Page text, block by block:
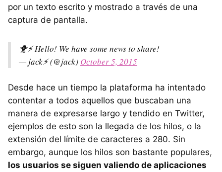
por un texto escrito y mostrado a través de una
captura de pantalla.
🐥⚡️ Hello! We have some news to share!
— jack⚡️ (@jack) October 5, 2015
Desde hace un tiempo la plataforma ha intentado
contentar a todos aquellos que buscaban una
manera de expresarse largo y tendido en Twitter,
ejemplos de esto son la llegada de los hilos, o la
extensión del límite de caracteres a 280. Sin
embargo, aunque los hilos son bastante populares,
los usuarios se siguen valiendo de aplicaciones